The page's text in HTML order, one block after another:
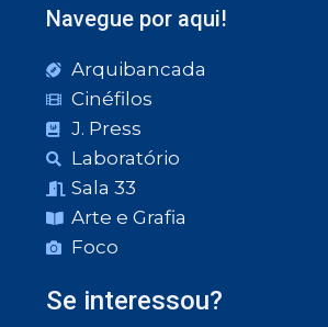
Navegue por aqui!
Arquibancada
Cinéfilos
J. Press
Laboratório
Sala 33
Arte e Grafia
Foco
Se interessou?